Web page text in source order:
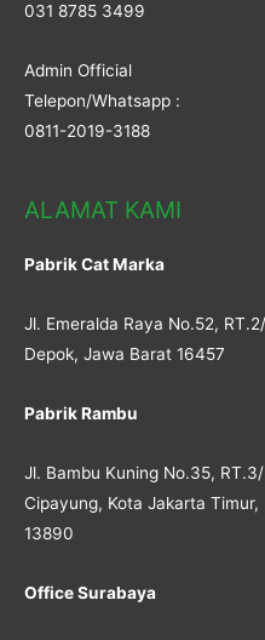
031 8785 3499
Admin Official
Telepon/Whatsapp :
0811-2019-3188
ALAMAT KAMI
Pabrik Cat Marka
Jl. Emeralda Raya No.52,
Depok, Jawa Barat 16457
Pabrik Rambu
Jl. Bambu Kuning No.35,
Cipayung, Kota Jakarta
13890
Office Surabaya